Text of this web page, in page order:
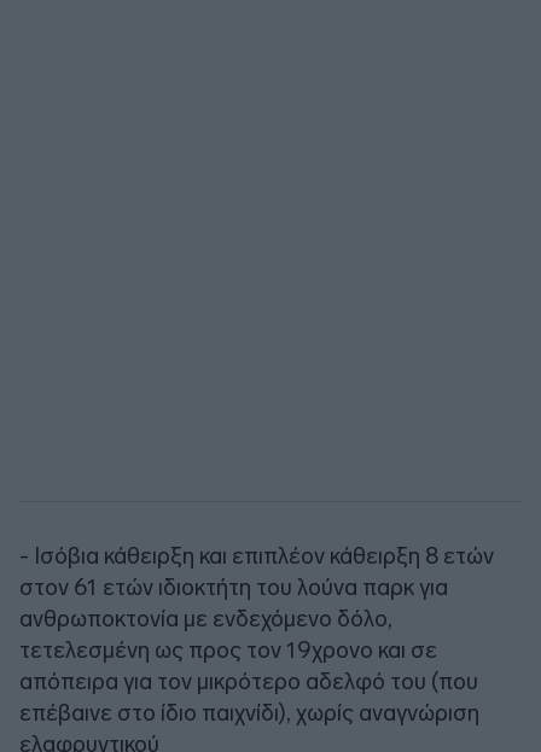
- Ισόβια κάθειρξη και επιπλέον κάθειρξη 8 ετών
στον 61 ετών ιδιοκτήτη του λούνα παρκ για
ανθρωποκτονία με ενδεχόμενο δόλο,
τετελεσμένη ως προς τον 19χρονο και σε
απόπειρα για τον μικρότερο αδελφό του (που
επέβαινε στο ίδιο παιχνίδι), χωρίς αναγνώριση
ελαφρυντικού